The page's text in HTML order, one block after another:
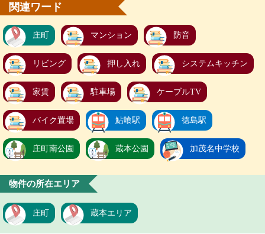
関連ワード
庄町 マンション 防音
リビング 押し入れ システムキッチン
家賃 駐車場 ケーブルTV
バイク置場 鮎喰駅 徳島駅
庄町南公園 蔵本公園 加茂名中学校
物件の所在エリア
庄町 蔵本エリア